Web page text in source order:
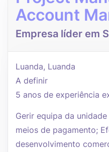
Account
Empresa líder em
Luanda, Luanda
A definir
5 anos de experiência
Gerir equipa da
meios de pagamento;
desenvolvimento